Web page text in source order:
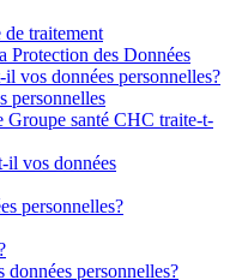
de traitement
Protection des Données
vos données personnelles?
personnelles
Groupe santé CHC traite-t-
il vos données
personnelles?
données personnelles?